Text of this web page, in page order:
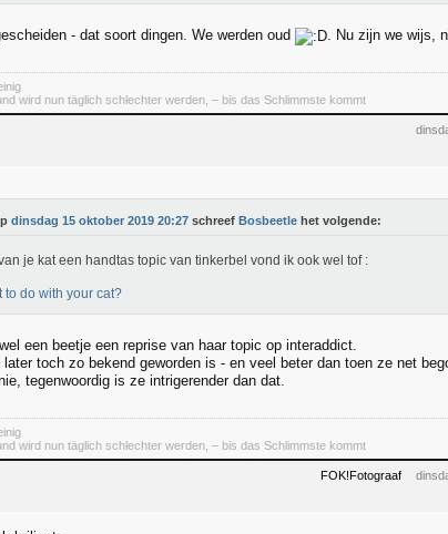
- dat soort dingen. We werden oud . Nu zijn we wijs,
wird nun täglich schlechter werden, – bis das Schlimmste kommt
dinsdag 15 oktober 2019 20:27 schreef Bosbeetle het volgende:
je kat een handtas topic van tinkerbel vond ik ook wel tof :
to do with your cat?
een beetje een reprise van haar topic op interaddict.
toch zo bekend geworden is - en veel beter dan toen ze net
tegenwoordig is ze intrigerender dan dat.
wird nun täglich schlechter werden, – bis das Schlimmste kommt
FOK!Fotograaf